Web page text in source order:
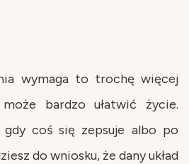
wymaga to trochę więcej
bardzo ułatwić życie.
gdy coś się zepsuje albo po
do wniosku, że dany układ